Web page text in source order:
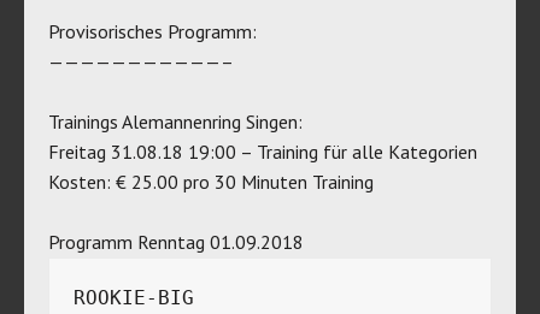
Provisorisches Programm:
———————————–
Trainings Alemannenring Singen:
Freitag 31.08.18 19:00 – Training für alle Kategorien
Kosten: € 25.00 pro 30 Minuten Training
Programm Renntag 01.09.2018
ROOKIE-BIG